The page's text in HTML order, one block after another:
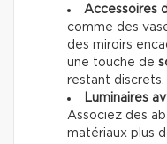
Accessoires
comme des
des miroirs
une touche de
restant discrets.
Luminaires
Associez des
matériaux plus